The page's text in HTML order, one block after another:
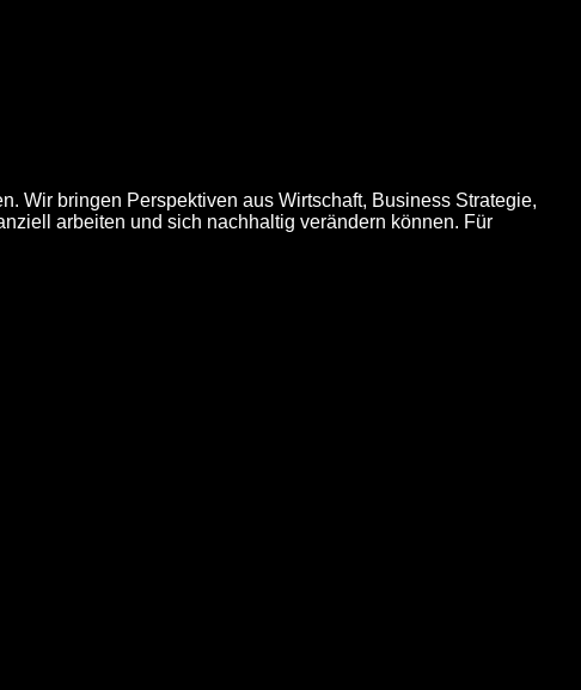
Wir bringen Perspektiven aus Wirtschaft, Business Strategie,
arbeiten und sich nachhaltig verändern können. Für